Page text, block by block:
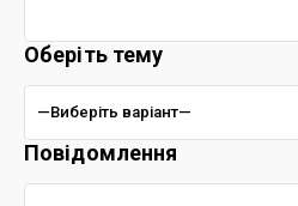
Оберіть тему
Повідомлення